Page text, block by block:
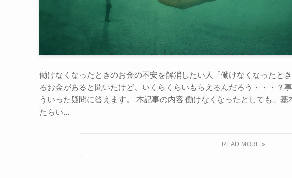
働けなくなったときのお金の不安を解消したい人「働けなくなったと
るお金があると聞いたけど、いくらくらいもらえるんだろう・・・？
ういった疑問に答えます。 本記事の内容 働けなくなったとしても、
たらい...